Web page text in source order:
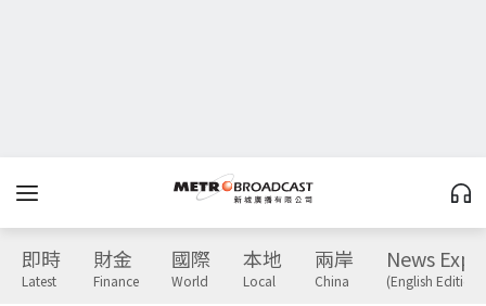
即時
Latest
財金
Finance
國際
World
本地
Local
兩岸
China
News
(English Edition)